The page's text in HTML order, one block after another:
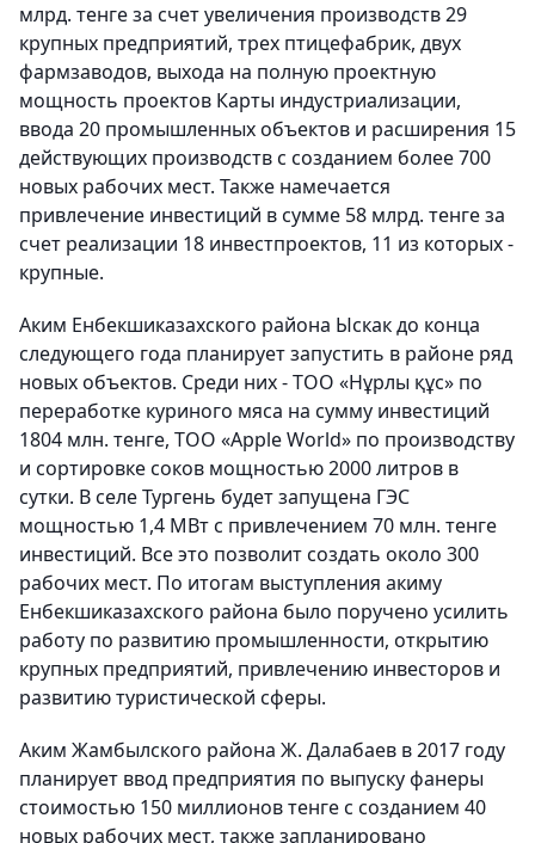
млрд. тенге за счет увеличения производств 29
крупных предприятий, трех птицефабрик, двух
фармзаводов, выхода на полную проектную
мощность проектов Карты индустриализации,
ввода 20 промышленных объектов и расширения 15
действующих производств с созданием более 700
новых рабочих мест. Также намечается
привлечение инвестиций в сумме 58 млрд. тенге за
счет реализации 18 инвестпроектов, 11 из которых -
крупные.
Аким Енбекшиказахского района Ыскак до конца
следующего года планирует запустить в районе ряд
новых объектов. Среди них - ТОО «Нұрлы құс» по
переработке куриного мяса на сумму инвестиций
1804 млн. тенге, ТОО «Apple World» по производству
и сортировке соков мощностью 2000 литров в
сутки. В селе Тургень будет запущена ГЭС
мощностью 1,4 МВт с привлечением 70 млн. тенге
инвестиций. Все это позволит создать около 300
рабочих мест. По итогам выступления акиму
Енбекшиказахского района было поручено усилить
работу по развитию промышленности, открытию
крупных предприятий, привлечению инвесторов и
развитию туристической сферы.
Аким Жамбылского района Ж. Далабаев в 2017 году
планирует ввод предприятия по выпуску фанеры
стоимостью 150 миллионов тенге с созданием 40
новых рабочих мест, также запланировано